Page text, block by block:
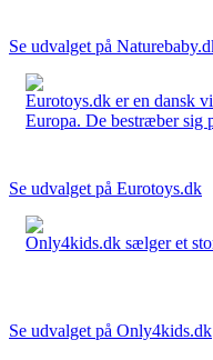
Se udvalget på
Eurotoys.dk er en dansk
Europa. De bestræber sig
Se udvalget på Eurotoys.dk
Only4kids.dk sælger et
Se udvalget på Only4kids.dk